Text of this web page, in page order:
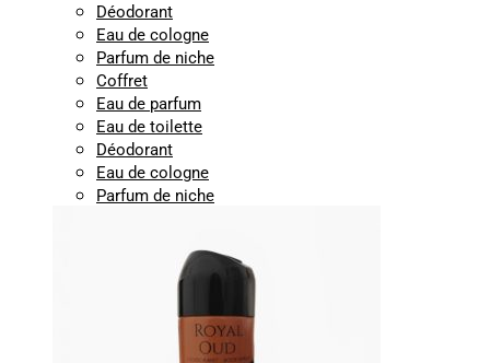
Déodorant
Eau de cologne
Parfum de niche
Coffret
Eau de parfum
Eau de toilette
Déodorant
Eau de cologne
Parfum de niche